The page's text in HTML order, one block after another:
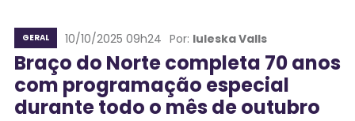
GERAL 10/10/2025 09h24 Por: Iuleska Valls
Braço do Norte completa 70 anos
com programação especial
durante todo o mês de outubro